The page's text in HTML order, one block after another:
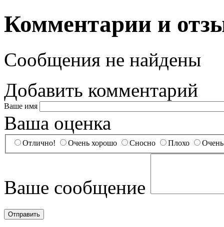
Комментарии и
Сообщения не найдены
Добавить комментарий
Ваше имя
Ваша оценка
Отлично! Очень хорошо Сносно Плохо
Ваше сообщение